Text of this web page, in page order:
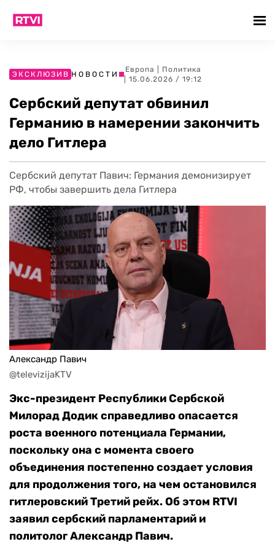
ЭКСКЛЮЗИВ НОВОСТИ
Европа
Политика
| 15.06.2026 / 19:12
Сербский депутат обвинил
Германию в намерении закончить
дело Гитлера
Сербский депутат Павич: Германия демонизирует
РФ, чтобы завершить дела Гитлера
Александр Павич
@televizijaKTV
Экс-президент Республики Сербской
Милорад Додик справедливо опасается
роста военного потенциала Германии,
поскольку она с момента своего
объединения постепенно создает условия
для продолжения того, на чем остановился
гитлеровский Третий рейх. Об этом RTVI
заявил сербский парламентарий и
политолог Александр Павич.